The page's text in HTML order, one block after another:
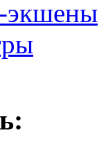
экшены